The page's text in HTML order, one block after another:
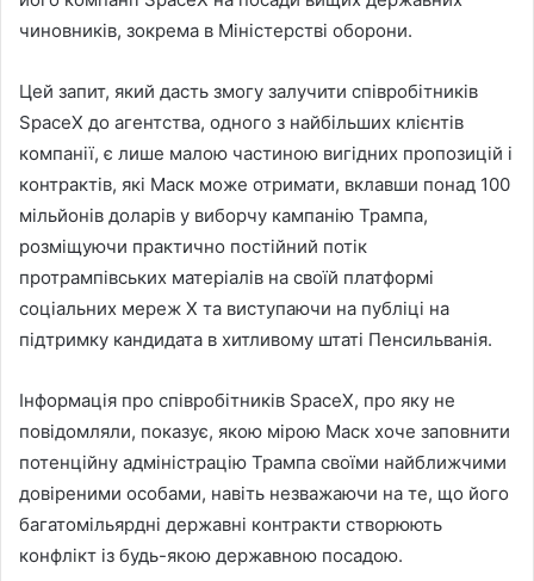
чиновників, зокрема в Міністерстві оборони.
Цей запит, який дасть змогу залучити співробітників
SpaceX до агентства, одного з найбільших клієнтів
компанії, є лише малою частиною вигідних пропозицій і
контрактів, які Маск може отримати, вклавши понад 100
мільйонів доларів у виборчу кампанію Трампа,
розміщуючи практично постійний потік
протрампівських матеріалів на своїй платформі
соціальних мереж X та виступаючи на публіці на
підтримку кандидата в хитливому штаті Пенсильванія.
Інформація про співробітників SpaceX, про яку не
повідомляли, показує, якою мірою Маск хоче заповнити
потенційну адміністрацію Трампа своїми найближчими
довіреними особами, навіть незважаючи на те, що його
багатомільярдні державні контракти створюють
конфлікт із будь-якою державною посадою.